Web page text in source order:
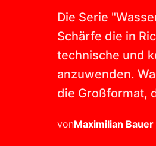
Die Serie
Schärfe die in
technische und
anzuwenden.
die Großformat,
vonMaximilian Bauer